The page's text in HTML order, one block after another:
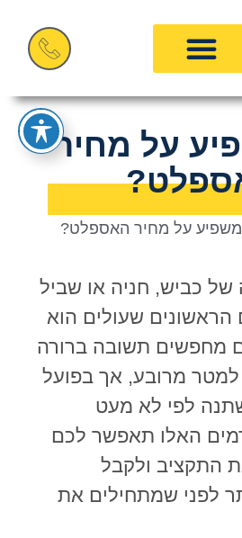
על מחיר
על מחיר האספלט?
כביש, חניה או שביל
שעולים הוא
מחפשים תשובה ברורה
מרובע, אך בפועל
לפי לא מעט
האלו תאפשר לכם
התקציב ולקבל
לפני שמתחילים את